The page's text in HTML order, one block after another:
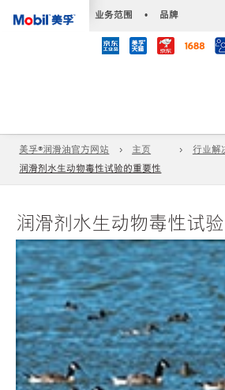
业务范围 • 品牌
美孚®润滑油官方网站 主页 行业解
润滑剂水生动物毒性试验的重要性
润滑剂水生动物毒性试